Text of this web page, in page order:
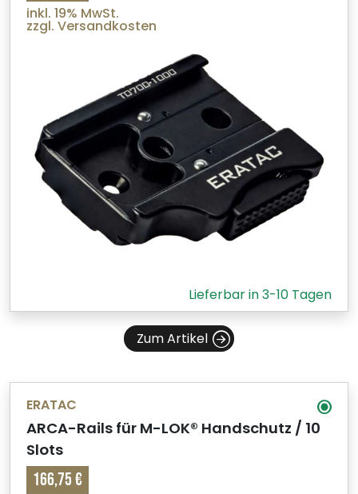
inkl. 19% MwSt.
zzgl. Versandkosten
Lieferbar in 3-10 Tagen
Zum Artikel
ERATAC
ARCA-Rails für M-LOK® Handschutz / 10
Slots
166,75 €